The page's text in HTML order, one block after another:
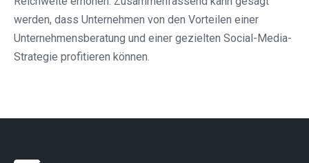
werden, dass Unternehmen von den Vorteilen einer
Unternehmensberatung und einer gezielten Social-Media-
Strategie profitieren können.